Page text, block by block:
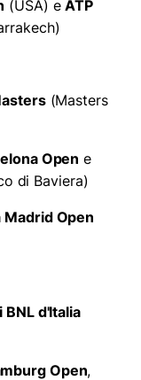
(USA) eATP
(Masters
Open e
di Baviera)
Madrid Open
d'Italia
Open,